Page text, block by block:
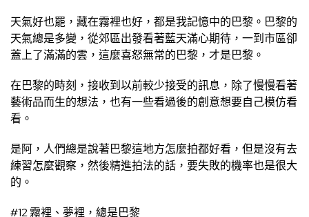
天氣好也罷，藏在霧裡也好，都是我記憶中的巴黎。巴黎的
天氣總是多變，從郊區出發看著藍天滿心期待，一到市區卻
蓋上了滿滿的雲，這麼喜怒無常的巴黎，才是巴黎。
在巴黎的時刻，接收到以前較少接受的訊息，除了慢慢看著
藝術品而生的想法，也有一些看過後的創意想要自己模仿看
看。
是阿，人們總是說著巴黎這地方怎麼拍都好看，但是沒有去
練習怎麼觀察，然後精進拍法的話，要失敗的機率也是很大
的。
#12 霧裡、夢裡，總是巴黎